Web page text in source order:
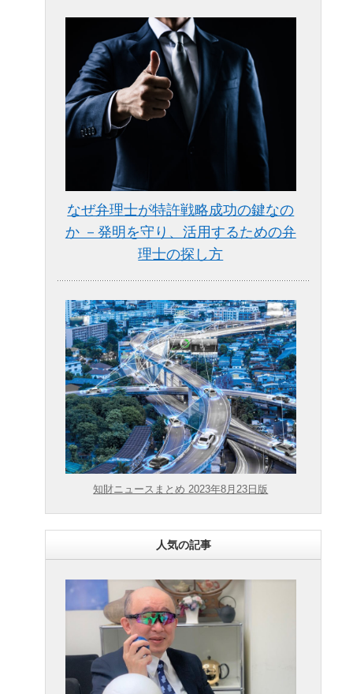
なぜ弁理士が特許戦略成功の鍵なの
か －発明を守り、活用するための弁
理士の探し方
知財ニュースまとめ 2023年8月23日版
人気の記事